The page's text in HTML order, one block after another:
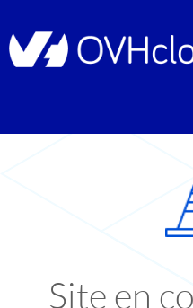
Site en